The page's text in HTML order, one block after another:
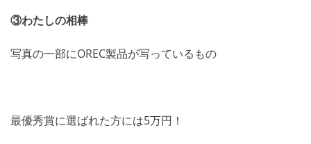
③わたしの相棒
写真の一部にOREC製品が写っているもの
最優秀賞に選ばれた方には5万円！